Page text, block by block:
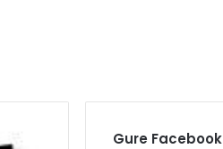
Gure Facebook